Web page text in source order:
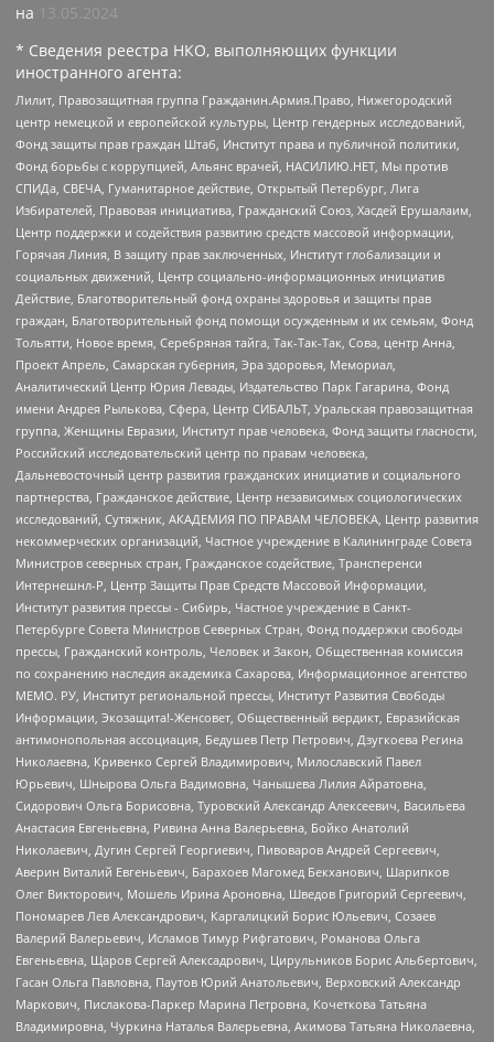
на
13.05.2024
* Сведения реестра НКО, выполняющих функции
иностранного агента:
Лилит, Правозащитная группа Гражданин.Армия.Право, Нижегородский
центр немецкой и европейской культуры, Центр гендерных исследований,
Фонд защиты прав граждан Штаб, Институт права и публичной политики,
Фонд борьбы с коррупцией, Альянс врачей, НАСИЛИЮ.НЕТ, Мы против
СПИДа, СВЕЧА, Гуманитарное действие, Открытый Петербург, Лига
Избирателей, Правовая инициатива, Гражданский Союз, Хасдей Ерушалаим,
Центр поддержки и содействия развитию средств массовой информации,
Горячая Линия, В защиту прав заключенных, Институт глобализации и
социальных движений, Центр социально-информационных инициатив
Действие, Благотворительный фонд охраны здоровья и защиты прав
граждан, Благотворительный фонд помощи осужденным и их семьям, Фонд
Тольятти, Новое время, Серебряная тайга, Так-Так-Так, Сова, центр Анна,
Проект Апрель, Самарская губерния, Эра здоровья, Мемориал,
Аналитический Центр Юрия Левады, Издательство Парк Гагарина, Фонд
имени Андрея Рылькова, Сфера, Центр СИБАЛЬТ, Уральская правозащитная
группа, Женщины Евразии, Институт прав человека, Фонд защиты гласности,
Российский исследовательский центр по правам человека,
Дальневосточный центр развития гражданских инициатив и социального
партнерства, Гражданское действие, Центр независимых социологических
исследований, Сутяжник, АКАДЕМИЯ ПО ПРАВАМ ЧЕЛОВЕКА, Центр развития
некоммерческих организаций, Частное учреждение в Калининграде Совета
Министров северных стран, Гражданское содействие, Трансперенси
Интернешнл-Р, Центр Защиты Прав Средств Массовой Информации,
Институт развития прессы - Сибирь, Частное учреждение в Санкт-
Петербурге Совета Министров Северных Стран, Фонд поддержки свободы
прессы, Гражданский контроль, Человек и Закон, Общественная комиссия
по сохранению наследия академика Сахарова, Информационное агентство
МЕМО. РУ, Институт региональной прессы, Институт Развития Свободы
Информации, Экозащита!-Женсовет, Общественный вердикт, Евразийская
антимонопольная ассоциация, Бедушев Петр Петрович, Дзугкоева Регина
Николаевна, Кривенко Сергей Владимирович, Милославский Павел
Юрьевич, Шнырова Ольга Вадимовна, Чанышева Лилия Айратовна,
Сидорович Ольга Борисовна, Туровский Александр Алексеевич, Васильева
Анастасия Евгеньевна, Ривина Анна Валерьевна, Бойко Анатолий
Николаевич, Дугин Сергей Георгиевич, Пивоваров Андрей Сергеевич,
Аверин Виталий Евгеньевич, Барахоев Магомед Бекханович, Шарипков
Олег Викторович, Мошель Ирина Ароновна, Шведов Григорий Сергеевич,
Пономарев Лев Александрович, Каргалицкий Борис Юльевич, Созаев
Валерий Валерьевич, Исламов Тимур Рифгатович, Романова Ольга
Евгеньевна, Щаров Сергей Алексадрович, Цирульников Борис Альбертович,
Гасан Ольга Павловна, Паутов Юрий Анатольевич, Верховский Александр
Маркович, Пислакова-Паркер Марина Петровна, Кочеткова Татьяна
Владимировна, Чуркина Наталья Валерьевна, Акимова Татьяна Николаевна,